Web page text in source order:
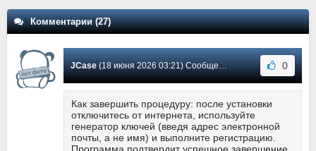
Комментарии (27)
JCase(18 июня 2026 03:21) Сообщение #26 0
Как завершить процедуру: после установки
отключитесь от интернета, используйте
генератор ключей (введя адрес электронной
почты, а не имя) и выполните регистрацию.
Программа подтвердит успешное завершение